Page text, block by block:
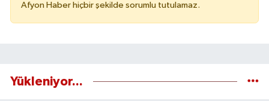
Afyon Haber hiçbir şekilde sorumlu tutulamaz.
Yükleniyor...